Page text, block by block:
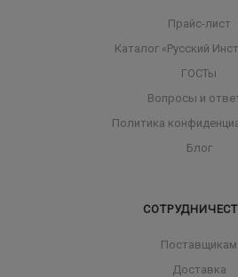
Прайс-лист
Каталог «Русский
ГОСТы
Вопросы и
Политика
Блог
Поставщикам
Доставка